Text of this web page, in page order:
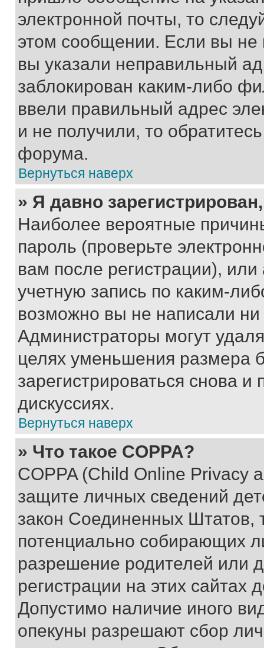
электронной почты, то
этом сообщении. Если вы
вы указали неправильный
заблокирован каким-либо
ввели правильный адрес
и не получили, то
форума.
Вернуться наверх
» Я давно
Наиболее вероятные
пароль (проверьте
вам после регистрации),
учетную запись по каким-
возможно вы не написали
Администраторы могут
целях уменьшения размера
зарегистрироваться снова и
дискуссиях.
Вернуться наверх
» Что такое COPPA?
COPPA (Child Online Privacy
защите личных сведений
закон Соединенных Штатов,
потенциально собирающих
разрешение родителей или
регистрации на этих сайтах
Допустимо наличие иного
опекуны разрешают сбор